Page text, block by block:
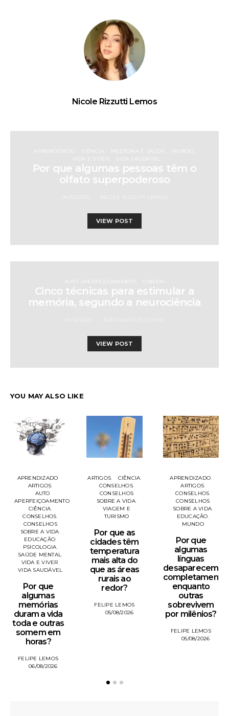
Nicole Rizzutti Lemos
APRENDIZADO CIÊNCIA MEDICINA E SAÚDE
MUNDO
VIDA E VIVER
VIDA SAUDÁVEL
Por que algumas pessoas têm o
olfato superpoderoso
VIEW POST
AUTO APERFEIÇOAMENTO CINEMA
Cinco técnicas para estimular a
memória, segundo a neurociência
VIEW POST
YOU MAY ALSO LIKE
APRENDIZADO
ARTIGOS
AUTO
APERFEIÇOAMENTO
CIÊNCIA
CONSELHOS
CONSELHOS
SOBRE A VIDA
EDUCAÇÃO
PSICOLOGIA
SAÚDE MENTAL
VIDA E VIVER
VIDA SAUDÁVEL
Por que
algumas
memórias
duram a vida
toda e outras
somem em
horas?
FELIPE LEMOS
06/08/2026
ARTIGOS
CIÊNCIA
CONSELHOS
CONSELHOS
SOBRE A VIDA
VIAGEM E
TURISMO
Por que as
cidades têm
temperatura
mais alta do
que as áreas
rurais ao
redor?
FELIPE LEMOS
05/08/2026
APRENDIZADO
ARTIGOS
CONSELHOS
CONSELHOS
SOBRE A VIDA
EDUCAÇÃO
MUNDO
Por que
algumas
línguas
desaparecem
completamente
enquanto
outras
sobrevivem
por milênios?
FELIPE LEMOS
05/08/2026